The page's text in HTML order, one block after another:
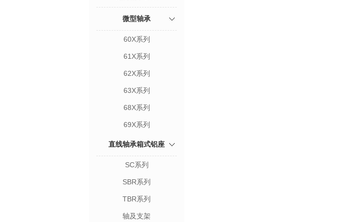
微型轴承
60X系列
61X系列
62X系列
63X系列
68X系列
69X系列
直线轴承箱式铝座
SC系列
SBR系列
TBR系列
轴及支架